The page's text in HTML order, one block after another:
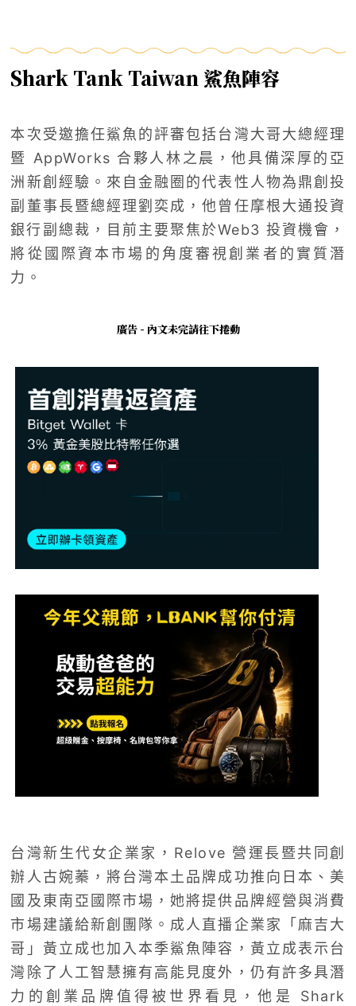
Shark Tank Taiwan 鯊魚陣容
本次受邀擔任鯊魚的評審包括台灣大哥大總經理
暨 AppWorks 合夥人林之晨，他具備深厚的亞
洲新創經驗。來自金融圈的代表性人物為鼎創投
副董事長暨總經理劉奕成，他曾任摩根大通投資
銀行副總裁，目前主要聚焦於Web3 投資機會，
將從國際資本市場的角度審視創業者的實質潛
力。
廣告 - 內文未完請往下捲動
台灣新生代女企業家，Relove 營運長暨共同創
辦人古婉蓁，將台灣本土品牌成功推向日本、美
國及東南亞國際市場，她將提供品牌經營與消費
市場建議給新創團隊。成人直播企業家「麻吉大
哥」黃立成也加入本季鯊魚陣容，黃立成表示台
灣除了人工智慧擁有高能見度外，仍有許多具潛
力的創業品牌值得被世界看見，他是 Shark